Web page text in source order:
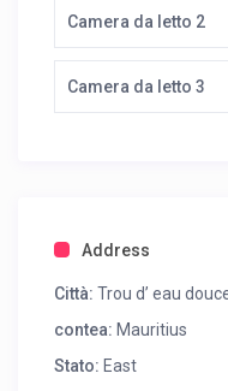
Camera da letto 2
Camera da letto 3
Address
Città: Trou d’ eau
contea: Mauritius
Stato: East